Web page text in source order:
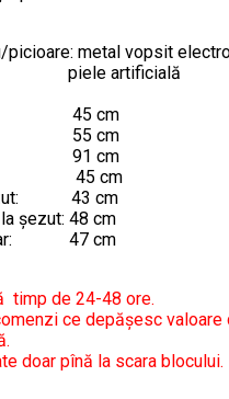
picioare: metal vopsit
piele artificială
45 cm
55 cm
91 cm
45 cm
43 cm
șezut: 48 cm
47 cm
timp de 24-48 ore.
ce depășesc valoare
doar pînă la scara blocului.